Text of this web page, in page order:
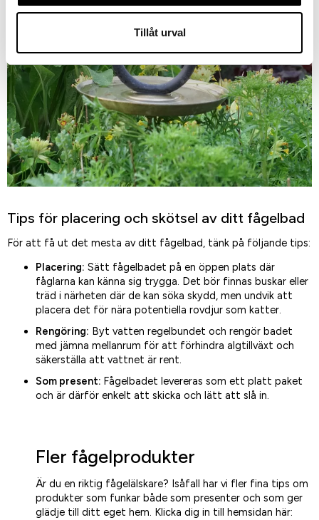
Tillåt urval
Tips för placering och skötsel av ditt fågelbad
För att få ut det mesta av ditt fågelbad, tänk på följande tips:
Placering: Sätt fågelbadet på en öppen plats där
fåglarna kan känna sig trygga. Det bör finnas buskar eller
träd i närheten där de kan söka skydd, men undvik att
placera det för nära potentiella rovdjur som katter.
Rengöring: Byt vatten regelbundet och rengör badet
med jämna mellanrum för att förhindra algtillväxt och
säkerställa att vattnet är rent.
Som present: Fågelbadet levereras som ett platt paket
och är därför enkelt att skicka och lätt att slå in.
Fler fågelprodukter
Är du en riktig fågelälskare? Isåfall har vi fler fina tips om
produkter som funkar både som presenter och som ger
glädje till ditt eget hem. Klicka dig in till hemsidan här: